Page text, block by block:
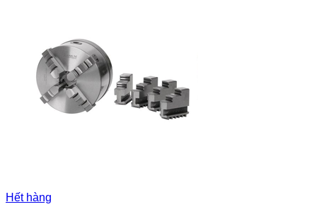
Hết hàng